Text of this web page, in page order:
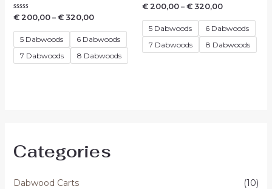
Categories
Dabwood Carts
(10)
Waardering
uit
€200,00– €320,00
5 Dabwoods
6 Dabwoods
7 Dabwoods
8 Dabwoods
Waardering
uit
€ 200,00 – € 320,00
5 Dabwoods
6 Dabwoods
7 Dabwoods
8 Dabwoods